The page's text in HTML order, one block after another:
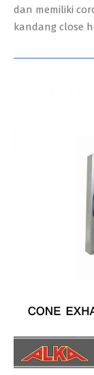
dan memiliki
kandang close